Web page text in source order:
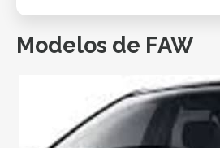
Modelos de FAW